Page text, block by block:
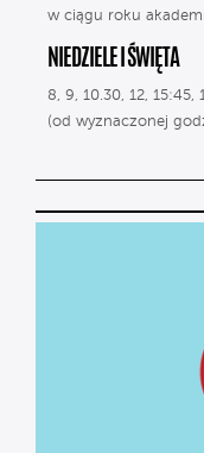
w ciągu roku
NIEDZIELE I ŚWIĘTA
8, 9, 10.30, 12, 15:45,
(od wyznaczonej